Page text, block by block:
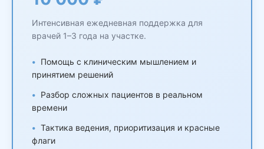
Интенсивная ежедневная поддержка для
врачей 1–3 года на участке.
Помощь с клиническим мышлением и
принятием решений
Разбор сложных пациентов в реальном
времени
Тактика ведения, приоритизация и красные
флаги